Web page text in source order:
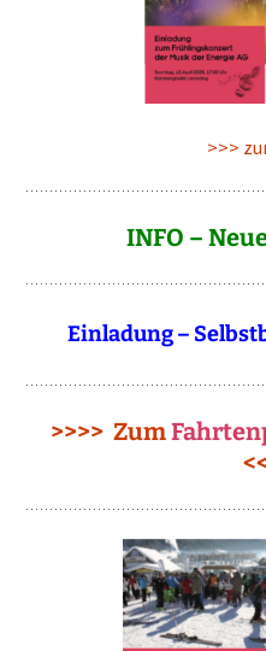
>>>
INFO –
Einladung –
>>>> Zum